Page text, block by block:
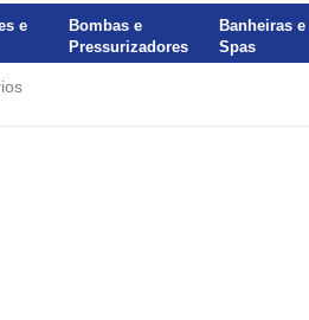
e
Bombas e
Pressurizadores
Banheiras e
Spas